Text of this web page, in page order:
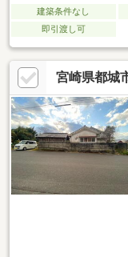
建築条件なし
即引渡し可
宮崎県都城